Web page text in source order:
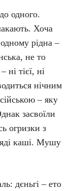
одного.
Хоча
рідна –
не то
ні тієї, ні
нічним
– яку
засвоїли
огризки з
каші. Мушу
дєньгі – ето